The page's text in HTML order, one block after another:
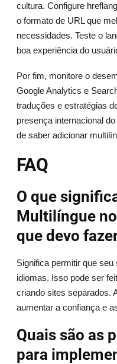
cultura. Configure
o formato de URL que
necessidades. Teste o
boa experiência do
Por fim, monitore o
Google Analytics e
traduções e estratégias
presença internacional
de saber adicionar
FAQ
O que
Multilíngue
que devo
Significa permitir que
idiomas. Isso pode ser
criando sites separados.
aumentar a confiança e
Quais são as
para